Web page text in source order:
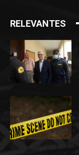
RELEVANTES